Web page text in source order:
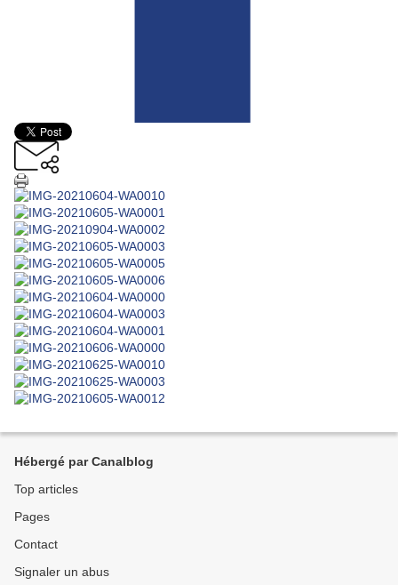
Hébergé par Canalblog
Top articles
Pages
Contact
Signaler un abus